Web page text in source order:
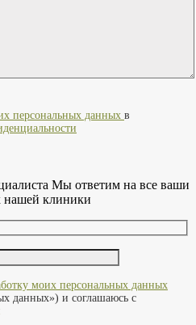
персональных данных в
Мы ответим на все ваши
нашей клиники
моих персональных данных
данных») и соглашаюсь с